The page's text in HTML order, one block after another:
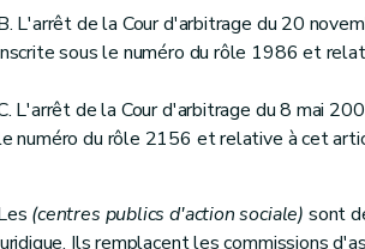
ter
L'arrêt de la Cour d'arbitrage du 20
sous le numéro du rôle 1986 et
L'arrêt de la Cour d'arbitrage du 8 mai
numéro du rôle 2156 et relative à cet
(centres publics d'action sociale) sont
Ils remplacent les commissions